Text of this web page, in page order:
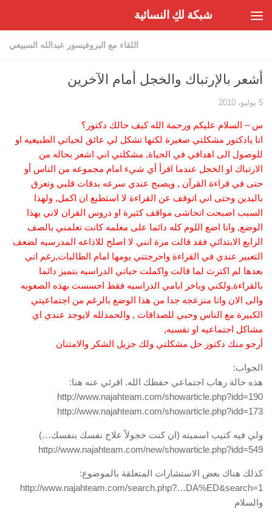
شبكة لكِ النسائية
اللقاء مع البروفيسور عبدالله السبيعي
أشعر بالإرتباك والخجل أمام الآخرين
5 يوليو، 2010
س – السلام عليكم ورحمة الله كيف حالك دكتور؟
انا يادكتور مشكلتي صغيرة لكنها تشكل لي عائق لحياتي الطبيعيه او
للوصول الى اهدافي في الحياة, مشكلتي اني اشعر بحاله من
الارتباك او الخجل عندما اقرأ أي شيء امام مجموعه من الناس أو
حتى في قراءة القرآن , ويصبح عندي سرعه بدقات قلبي وتعرق
باليدين وحتى اني اتوقف عن القراءة لا استطيع ان اكمل, ولهذا
السبب اصبحت اتحاشى مواقف كثيرة او دروس القران لاني بهذا
الوضع, وانا اضع اللوم كله دائما على معلمه كانت تعلمني بالصف
الرابع الابتدائي فقد قالت مرة انني لا اصلح للاذاعه المدرسيه لضعف
التعبير عندي في القراءة واحرجتني يومها امام الطالبات,رغم اني
بعدها لم اكترث لما قالت واكملت حياتي الدراسيه بتميز دائما
بالقراءة,ولكني وباخر ايامي الدراسيه فقط احسست بهذه الصعوبه
والى الان وانا منزعجه جدا من هذا الوضع بالرغم من اجتماعيتي
الكبيرة مع الناس وحبي للصداقات , والحمدلله لايوجد عندي اي
مشاكل اجتماعيه او نفسيه,
أرجو منك دكتور حل مشكلتي ولك جزيل الشكر والامتنان
الجواب:
هذه حالة رهاب اجتماعي حفظك الله. اقرئي عنه هنا:
http://www.najahteam.com/showarticle.php?idd=190
http://www.najahteam.com/showarticle.php?idd=173
ولي فيه كتيب اسميته (ان كنت خجولاً علاج نفسك بنفسك…)
http://www.najahteam.com/new/showarticle.php?idd=549
كذلك هناك بعض الاستشارات المتعلقة بالموضوع:
http://www.najahteam.com/search.php?…DA%ED&search=1
والسلام